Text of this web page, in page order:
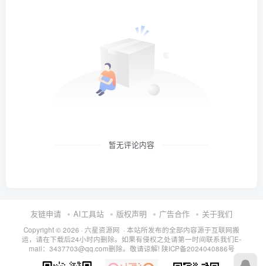
暂无评论内容
友链申请 AI工具站 版权声明 广告合作 关于我们
Copyright © 2026 · 六星资源网 · 本站所发布的全部内容源于互联网搬
运，请在下载后24小时内删除。如果有侵权之处请第一时间联系我们E-
mail：3437703@qq.com删除。敬请谅解! 陕ICP备2024040886号